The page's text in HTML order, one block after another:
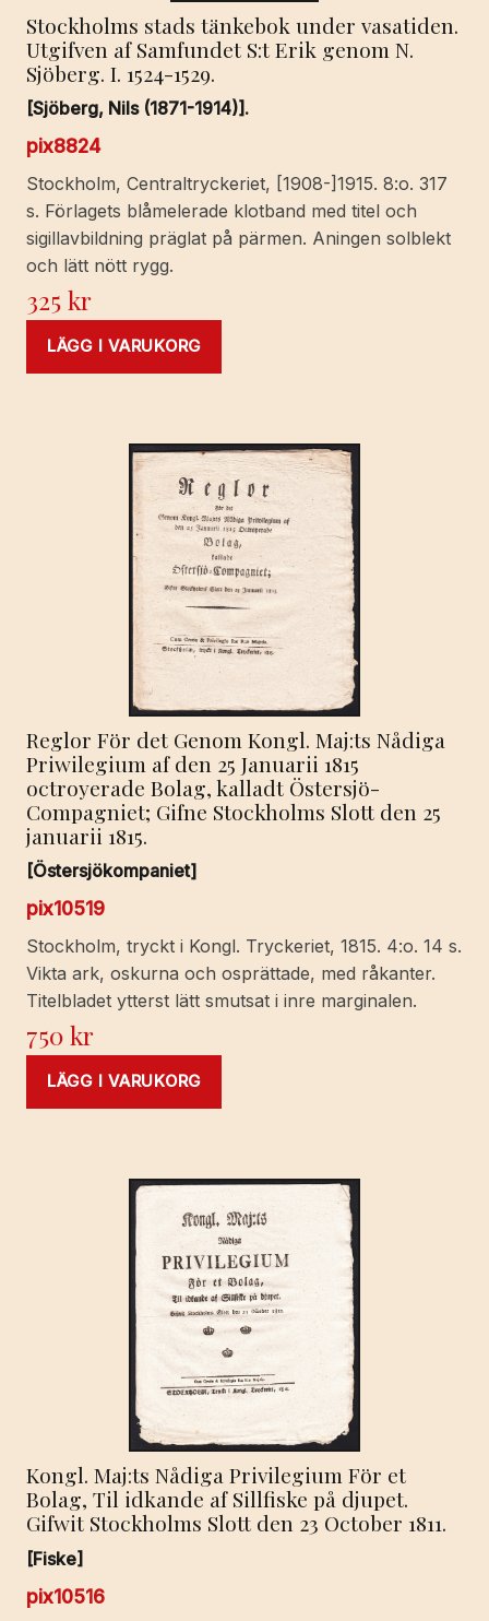
Stockholms stads tänkebok under vasatiden.
Utgifven af Samfundet S:t Erik genom N.
Sjöberg. I. 1524-1529.
[Sjöberg, Nils (1871-1914)].
pix8824
Stockholm, Centraltryckeriet, [1908-]1915. 8:o. 317
s. Förlagets blåmelerade klotband med titel och
sigillavbildning präglat på pärmen. Aningen solblekt
och lätt nött rygg.
325kr
LÄGG I VARUKORG
Reglor För det Genom Kongl. Maj:ts Nådiga
Priwilegium af den 25 Januarii 1815
octroyerade Bolag, kalladt Östersjö-
Compagniet; Gifne Stockholms Slott den 25
januarii 1815.
[Östersjökompaniet]
pix10519
Stockholm, tryckt i Kongl. Tryckeriet, 1815. 4:o. 14 s.
Vikta ark, oskurna och osprättade, med råkanter.
Titelbladet ytterst lätt smutsat i inre marginalen.
750kr
LÄGG I VARUKORG
Kongl. Maj:ts Nådiga Privilegium För et
Bolag, Til idkande af Sillfiske på djupet.
Gifwit Stockholms Slott den 23 October 1811.
[Fiske]
pix10516